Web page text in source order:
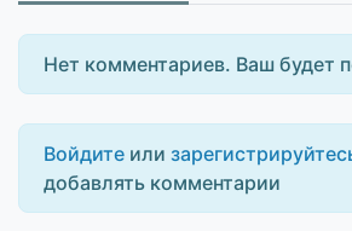
Нет комментариев. Ваш будет
Войдите или
добавлять комментарии